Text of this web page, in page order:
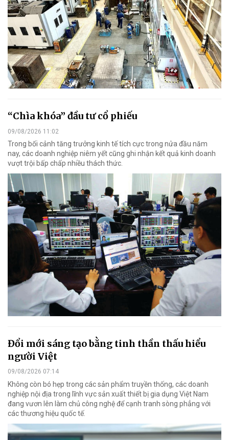
“Chìa khóa” đầu tư cổ phiếu
09/08/2026 11:02
Trong bối cảnh tăng trưởng kinh tế tích cực trong nửa đầu năm
nay, các doanh nghiệp niêm yết cũng ghi nhận kết quả kinh doanh
vượt trội bấp chấp nhiều thách thức.
Đổi mới sáng tạo bằng tinh thần thấu hiểu
người Việt
09/08/2026 07:14
Không còn bó hẹp trong các sản phẩm truyền thống, các doanh
nghiệp nội địa trong lĩnh vực sản xuất thiết bị gia dụng Việt Nam
đang vươn lên làm chủ công nghệ để cạnh tranh sòng phẳng với
các thương hiệu quốc tế.